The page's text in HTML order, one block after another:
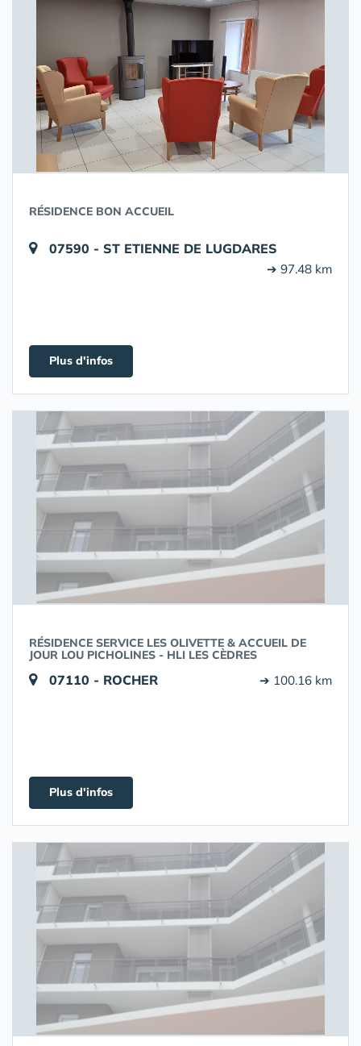
RÉSIDENCE BON ACCUEIL
07590 - ST ETIENNE DE LUGDARES
➔ 97.48 km
Plus d'infos
RÉSIDENCE SERVICE LES OLIVETTE & ACCUEIL DE
JOUR LOU PICHOLINES - HLI LES CÈDRES
07110 - ROCHER ➔ 100.16 km
Plus d'infos